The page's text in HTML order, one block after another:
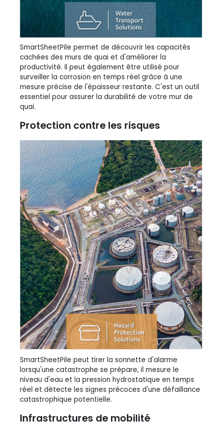
SmartSheetPile permet de découvrir les capacités
cachées des murs de quai et d'améliorer la
productivité. Il peut également être utilisé pour
surveiller la corrosion en temps réel grâce à une
mesure précise de l'épaisseur restante. C'est un outil
essentiel pour assurer la durabilité de votre mur de
quai.
Protection contre les risques
SmartSheetPile peut tirer la sonnette d'alarme
lorsqu'une catastrophe se prépare, il mesure le
niveau d'eau et la pression hydrostatique en temps
réel et détecte les signes précoces d'une défaillance
catastrophique potentielle.
Infrastructures de mobilité